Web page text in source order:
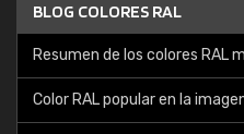
BLOG COLORES RAL
Resumen de los colores RAL
Color RAL popular en la